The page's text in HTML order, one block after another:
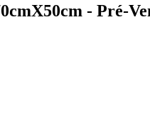
- Pré-